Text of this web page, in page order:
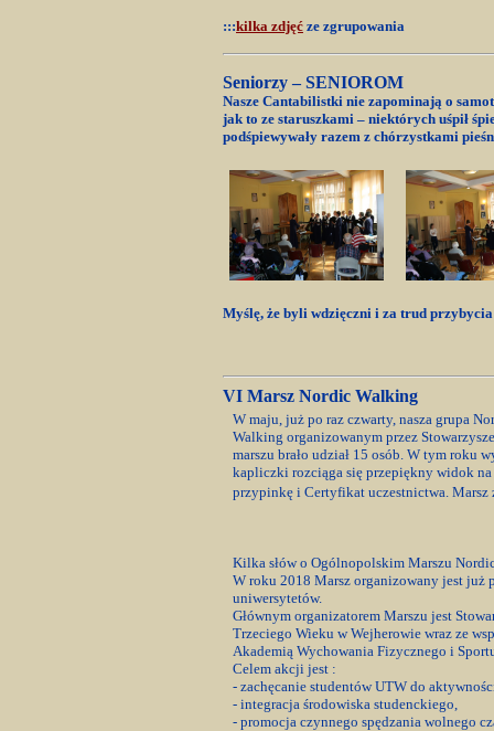
:::kilka zdjęć ze zgrupowania
Seniorzy – SENIOROM
Nasze Cantabilistki nie zapominają o
jak to ze staruszkami – niektórych uśpił
podśpiewywały razem z chórzystkami
Myślę, że byli wdzięczni i za trud
VI Marsz Nordic Walking
W maju, już po raz czwarty, nasza grupa
Walking organizowanym przez
marszu brało udział 15 osób. W tym roku
kapliczki rozciąga się przepiękny widok
przypinkę i Certyfikat uczestnictwa.
Kilka słów o Ogólnopolskim Marszu
W roku 2018 Marsz organizowany jest już
uniwersytetów.
Głównym organizatorem Marszu jest
Trzeciego Wieku w Wejherowie wraz ze
Akademią Wychowania Fizycznego i
Celem akcji jest :
- zachęcanie studentów UTW do
- integracja środowiska studenckiego,
- promocja czynnego spędzania wolnego